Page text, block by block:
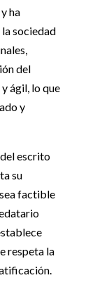
ha
sociedad
del
ágil, lo que
y
escrito
su
factible
respeta la